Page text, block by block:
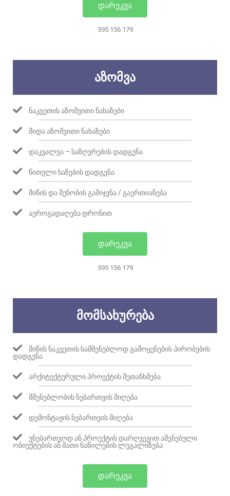
ᲓᲐᲠᲔᲙᲕᲐ
595 156 179
ᲐᲖᲝᲛᲕᲐ
ᲜᲐᲙᲕᲔᲗᲘᲡ ᲐᲖᲝᲛᲕᲘᲗᲘ ᲜᲐᲮᲐᲖᲔᲑᲘ
ᲨᲘᲓᲐ ᲐᲖᲝᲛᲕᲘᲗᲘ ᲜᲐᲮᲐᲖᲔᲑᲘ
ᲓᲐᲙᲕᲐᲚᲕᲐ – ᲡᲐᲖᲦᲕᲠᲔᲑᲘᲡ ᲓᲐᲓᲒᲔᲜᲐ
ᲬᲘᲗᲔᲚᲘ ᲮᲐᲖᲔᲑᲘᲡ ᲓᲐᲓᲒᲔᲜᲐ
ᲛᲘᲬᲘᲡ ᲓᲐ ᲨᲔᲜᲝᲑᲘᲡ ᲒᲐᲛᲘᲯᲕᲜᲐ / ᲒᲐᲔᲠᲗᲘᲐᲜᲔᲑᲐ
ᲐᲔᲠᲝᲒᲐᲓᲐᲦᲔᲑᲐ ᲓᲠᲝᲜᲘᲗ
ᲓᲐᲠᲔᲙᲕᲐ
595 156 179
ᲛᲝᲛᲡᲐᲮᲣᲠᲔᲑᲐ
ᲛᲘᲬᲘᲡ ᲜᲐᲙᲕᲔᲗᲘᲡ ᲡᲐᲛᲨᲔᲜᲔᲑᲚᲝᲓ ᲒᲐᲛᲝᲧᲔᲜᲔᲑᲘᲡ ᲞᲘᲠᲝᲑᲔᲑᲘᲡ
ᲓᲐᲓᲒᲔᲜᲐ
ᲐᲠᲥᲘᲢᲔᲥᲢᲣᲠᲣᲚᲘ ᲞᲠᲝᲔᲥᲢᲘᲡ ᲨᲔᲗᲐᲜᲮᲛᲔᲑᲐ
ᲛᲨᲔᲜᲔᲑᲚᲝᲑᲘᲡ ᲜᲔᲑᲐᲠᲗᲕᲘᲡ ᲛᲘᲦᲔᲑᲐ
ᲓᲔᲛᲝᲜᲢᲐᲟᲘᲡ ᲜᲔᲑᲐᲠᲗᲕᲘᲡ ᲛᲘᲦᲔᲑᲐ
ᲣᲜᲔᲑᲐᲠᲗᲕᲝᲓ ᲐᲜ ᲞᲠᲝᲔᲥᲢᲘᲡ ᲓᲐᲠᲦᲕᲔᲕᲘᲗ ᲐᲨᲔᲜᲔᲑᲣᲚᲘ
ᲝᲑᲘᲔᲥᲢᲔᲑᲘᲡ ᲐᲜ ᲛᲐᲗᲘ ᲜᲐᲬᲘᲚᲔᲑᲘᲡ ᲚᲔᲒᲐᲚᲘᲖᲔᲑᲐ
ᲓᲐᲠᲔᲙᲕᲐ